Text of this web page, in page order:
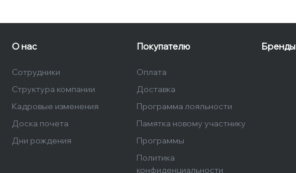
О нас
Сотрудники
Структура компании
Кадровые изменения
Доска почета
Дни рождения
Покупателю
Оплата
Доставка
Программа лояльности
Памятка новому участнику
Программы
Политика
конфиденциальности
Бренды